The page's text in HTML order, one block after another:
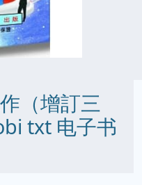
（增訂三
txt 电子书